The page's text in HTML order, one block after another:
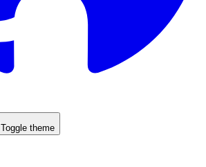
Toggle theme